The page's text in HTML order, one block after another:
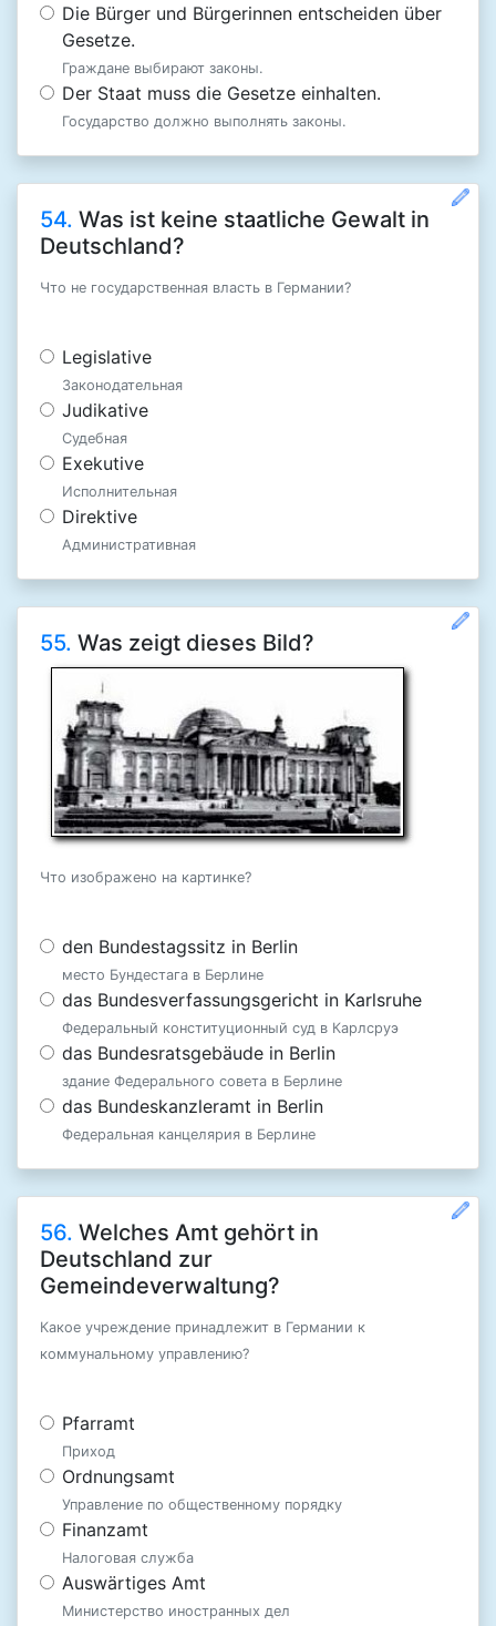
Die Bürger und Bürgerinnen entscheiden über
Gesetze.
Граждане выбирают законы.
Der Staat muss die Gesetze einhalten.
Государство должно выполнять законы.
54. Was ist keine staatliche Gewalt in
Deutschland?
Что не государственная власть в Германии?
Legislative
Законодательная
Judikative
Судебная
Exekutive
Исполнительная
Direktive
Административная
55. Was zeigt dieses Bild?
Что изображено на картинке?
den Bundestagssitz in Berlin
место Бундестага в Берлине
das Bundesverfassungsgericht in Karlsruhe
Федеральный конституционный суд в Карлсруэ
das Bundesratsgebäude in Berlin
здание Федерального совета в Берлине
das Bundeskanzleramt in Berlin
Федеральная канцелярия в Берлине
56. Welches Amt gehört in
Deutschland zur
Gemeindeverwaltung?
Какое учреждение принадлежит в Германии к
коммунальному управлению?
Pfarramt
Приход
Ordnungsamt
Управление по общественному порядку
Finanzamt
Налоговая служба
Auswärtiges Amt
Министерство иностранных дел